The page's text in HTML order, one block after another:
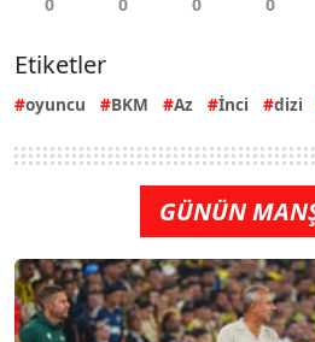
Etiketler
oyuncu BKM Az İnci dizi
GÜNÜN